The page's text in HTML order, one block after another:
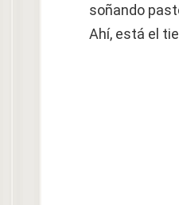
soñando
Ahí, está el